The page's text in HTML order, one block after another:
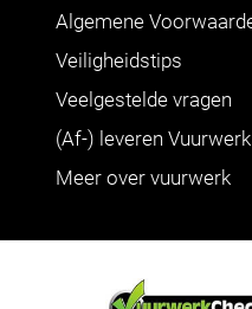
Algemene
Veiligheidstips
Veelgestelde vragen
(Af-) leveren Vuurwerk
Meer over vuurwerk